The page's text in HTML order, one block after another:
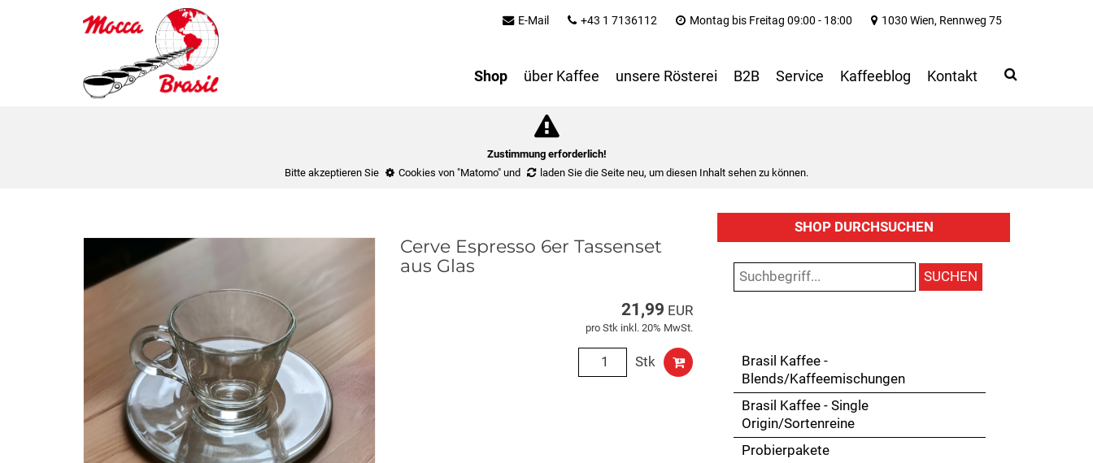
Zustimmung erforderlich!
Bitte akzeptieren Sie
Cookies von "Matomo" und laden Sie die Seite neu, um diesen Inhalt sehen zu können.
E-Mail +43 1 7136112 Montag bis Freitag 09:00 - 18:00 1030 Wien, Rennweg 75
Shop über Kaffee unsere Rösterei B2B Service Kaffeeblog Kontakt Search
Cerve Espresso 6er Tassenset
aus Glas
21,99 EUR
pro Stk inkl. 20% MwSt.
Stk
SHOP DURCHSUCHEN
SUCHEN
Brasil Kaffee -
Blends/Kaffeemischungen
Brasil Kaffee - Single
Origin/Sortenreine
Probierpakete